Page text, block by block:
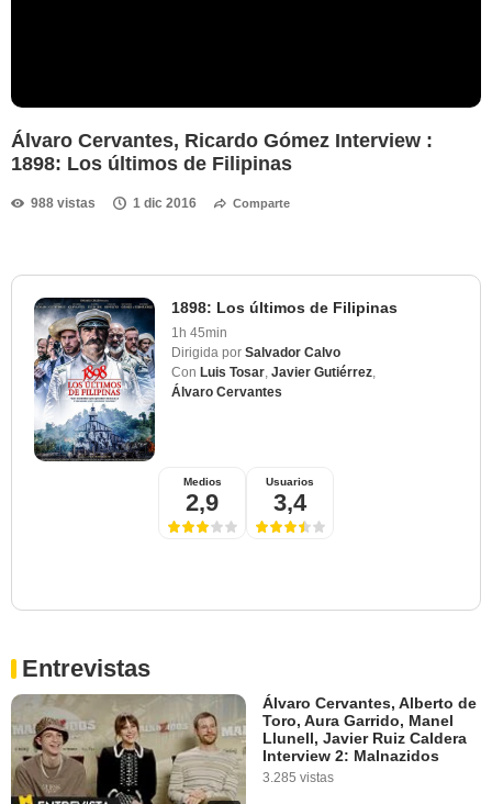
Álvaro Cervantes, Ricardo Gómez Interview :
1898: Los últimos de Filipinas
988 vistas 1 dic 2016 Comparte
1898: Los últimos de Filipinas
1h 45min
Dirigida por Salvador Calvo
Con Luis Tosar Javier Gutiérrez
Álvaro Cervantes
Medios
2,9
Usuarios
3,4
Entrevistas
Álvaro Cervantes, Alberto de
Toro, Aura Garrido, Manel
Llunell, Javier Ruiz Caldera
Interview 2: Malnazidos
3.285 vistas